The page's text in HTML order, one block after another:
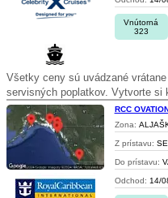
Vnútorná
323
Všetky ceny sú uvádzané
servisných poplatkov. Vytvorte si
RCC
Zona:
Z prístavu:
Do prístavu:
Odchod: 14/